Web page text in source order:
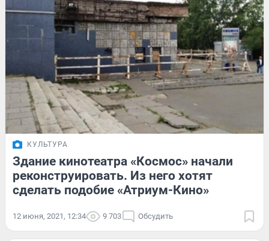
КУЛЬТУРА
Здание кинотеатра «Космос» начали
реконструировать. Из него хотят
сделать подобие «Атриум-Кино»
12 июня, 2021, 12:34 9 703 Обсудить